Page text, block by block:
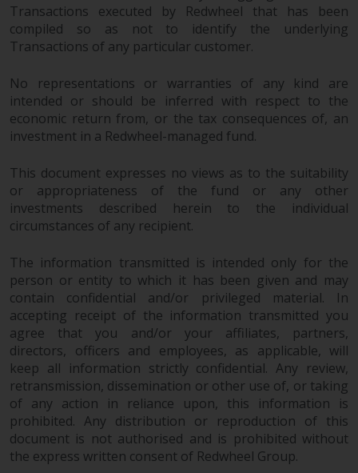
Fonds, die über Redwheel
angeboten werden.
Website gehören Produkte, die
gemäß dem Investment Company
Act von 1940 („40 Act Funds“)
registriert sind. Die 40 Act Funds
akzeptieren im Allgemeinen keine
Anlagen von Nicht-US-Personen.
Nicht-US-Personen kann es
gestattet werden in einen 40-Act-
vorbehaltlich der Erfüllung einer
erhöhten Sorgfaltspflicht.
Um festzustellen, ob ein 40-Act-
Fonds eine geeignete Anlage für
Sie ist, prüfen Sie sorgfältig die
Anlageziele, das Risiko sowie die
Gebühren und Ausgaben des
Fonds prüfen. Diese und andere
Informationen finden Sie im
Verkaufsprospekt des Fonds, der
Transactions executed by Redwheel that has been
compiled so as not to identify the underlying
Transactions of any particular customer.
No representations or warranties of any kind are
intended or should be inferred with respect to the
economic return from, or the tax consequences of, an
investment in a Redwheel-managed fund.
This document expresses no views as to the suitability
or appropriateness of the fund or any other
investments described herein to the individual
circumstances of any recipient.
The information transmitted is intended only for the
person or entity to which it has been given and may
contain confidential and/or privileged material. In
accepting receipt of the information transmitted you
agree that you and/or your affiliates, partners,
directors, officers and employees, as applicable, will
keep all information strictly confidential. Any review,
retransmission, dissemination or other use of, or taking
of any action in reliance upon, this information is
prohibited. Any distribution or reproduction of this
document is not authorised and is prohibited without
the express written consent of Redwheel Group.